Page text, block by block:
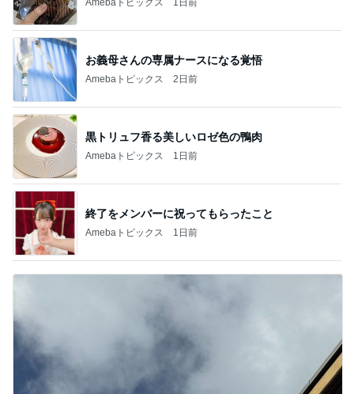
お義母さんの専属ナースになる覚悟
Amebaトピックス 2日前
黒トリュフ香る美しいロゼ色の鴨肉
Amebaトピックス 1日前
終了をメンバーに祝ってもらったこと
Amebaトピックス 1日前